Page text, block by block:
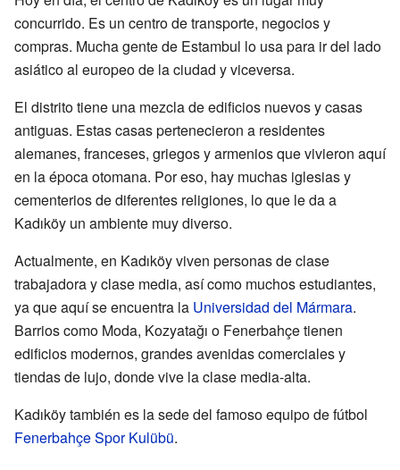
concurrido. Es un centro de transporte, negocios y
compras. Mucha gente de Estambul lo usa para ir del lado
asiático al europeo de la ciudad y viceversa.
El distrito tiene una mezcla de edificios nuevos y casas
antiguas. Estas casas pertenecieron a residentes
alemanes, franceses, griegos y armenios que vivieron aquí
en la época otomana. Por eso, hay muchas iglesias y
cementerios de diferentes religiones, lo que le da a
Kadıköy un ambiente muy diverso.
Actualmente, en Kadıköy viven personas de clase
trabajadora y clase media, así como muchos estudiantes,
ya que aquí se encuentra la Universidad del Mármara.
Barrios como Moda, Kozyatağı o Fenerbahçe tienen
edificios modernos, grandes avenidas comerciales y
tiendas de lujo, donde vive la clase media-alta.
Kadıköy también es la sede del famoso equipo de fútbol
Fenerbahçe Spor Kulübü.